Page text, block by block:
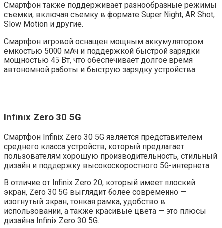
Смартфон также поддерживает разнообразные режимы
съемки, включая съемку в формате Super Night, AR Shot,
Slow Motion и другие.
Смартфон игровой оснащен мощным аккумулятором
емкостью 5000 мАч и поддержкой быстрой зарядки
мощностью 45 Вт, что обеспечивает долгое время
автономной работы и быструю зарядку устройства.
Infinix Zero 30 5G
Смартфон Infinix Zero 30 5G является представителем
среднего класса устройств, который предлагает
пользователям хорошую производительность, стильный
дизайн и поддержку высокоскоростного 5G-интернета.
В отличие от Infinix Zero 20, который имеет плоский
экран, Zero 30 5G выглядит более современно —
изогнутый экран, тонкая рамка, удобство в
использовании, а также красивые цвета — это плюсы
дизайна Infinix Zero 30 5G.